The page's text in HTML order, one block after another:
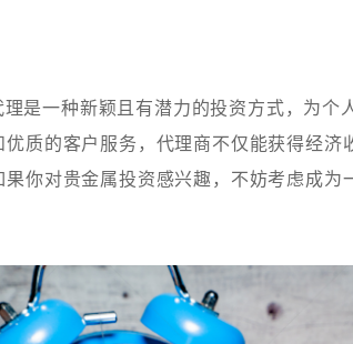
是一种新颖且有潜力的投资方式，为个
质的客户服务，代理商不仅能获得经济
你对贵金属投资感兴趣，不妨考虑成为